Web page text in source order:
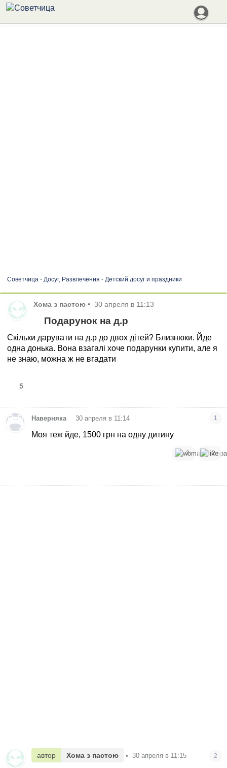
Советчица- Досуг, Развлечения - Детский досуг и праздники
Хома з пастою • 30 апреля в 11:13
Подарунок на д.р
Скільки дарувати на д.р до двох дітей? Близнюки. Йде
одна донька. Вона взагалі хоче подарунки купити, але я
не знаю, можна ж не вгадати
5
Наверняка 30 апреля в 11:14 1
Моя теж йде, 1500 грн на одну дитину
2 2
автор Хома з пастою • 30 апреля в 11:15 2